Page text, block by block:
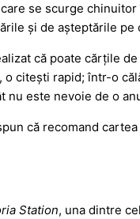
se scurge
și de așteptările
că poate cărțile
citești rapid; într-o
nu este nevoie de o
că recomand
Station, una dintre